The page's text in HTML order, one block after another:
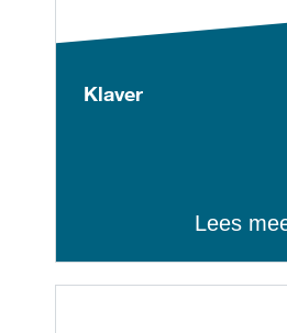
Klaver
Lees